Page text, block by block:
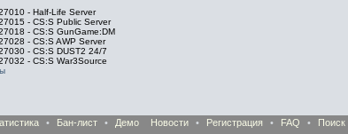
- Half-Life Server
- CS:S Public Server
- CS:S GunGame:DM
- CS:S AWP Server
- CS:S DUST2 24/7
- CS:S War3Source
• Бан-лист • Демо Новости • Регистрация • FAQ • Поиск